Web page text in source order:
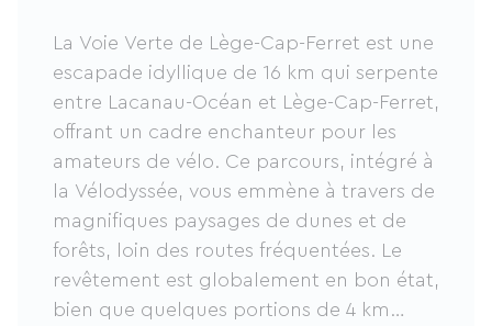
La Voie Verte de Lège-Cap-Ferret est une
escapade idyllique de 16 km qui serpente
entre Lacanau-Océan et Lège-Cap-Ferret,
offrant un cadre enchanteur pour les
amateurs de vélo. Ce parcours, intégré à
la Vélodyssée, vous emmène à travers de
magnifiques paysages de dunes et de
forêts, loin des routes fréquentées. Le
revêtement est globalement en bon état,
bien que quelques portions de 4 km